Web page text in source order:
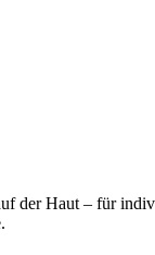
der Haut – für